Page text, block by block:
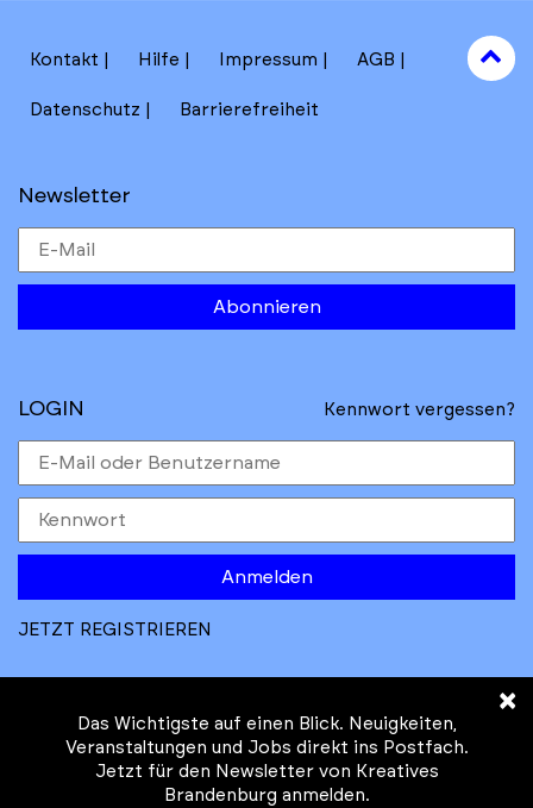
Kontakt Hilfe Impressum AGB
Datenschutz Barrierefreiheit
Newsletter
Abonnieren
to
top
LOGIN Kennwort vergessen?
Anmelden
JETZT REGISTRIEREN
© Kreatives Brandenburg im Auftrag des
×
Das Wichtigste auf einen Blick. Neuigkeiten,
Veranstaltungen und Jobs direkt ins Postfach.
Jetzt für den Newsletter von Kreatives
Brandenburg anmelden.